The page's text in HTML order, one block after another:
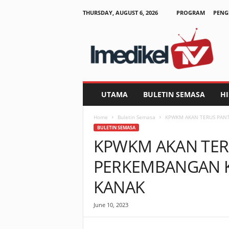
THURSDAY, AUGUST 6, 2026 PROGRAM
UTAMA BULETIN SEMASA
Home Buletin Semasa KPWKM AKAN TERUS
BULETIN SEMASA
KPWKM AKAN
PERKEMBANGAN
KANAK
June 10, 2023